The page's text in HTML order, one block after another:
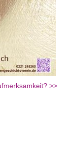
>>